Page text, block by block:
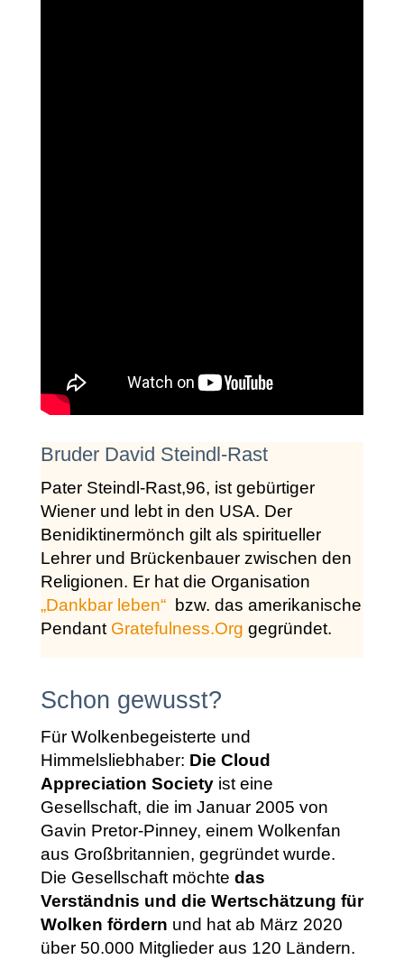
Bruder David Steindl-Rast
Pater Steindl-Rast,96, ist gebürtiger
Wiener und lebt in den USA. Der
Benidiktinermönch gilt als spiritueller
Lehrer und Brückenbauer zwischen den
Religionen. Er hat die Organisation
„Dankbar leben“
bzw. das amerikanische
Pendant Gratefulness.Org gegründet.
Schon gewusst?
Für Wolkenbegeisterte und
Himmelsliebhaber: Die Cloud
Appreciation Societyist eine
Gesellschaft, die im Januar 2005 von
Gavin Pretor-Pinney, einem Wolkenfan
aus Großbritannien, gegründet wurde.
Die Gesellschaft möchte das
Verständnis und die Wertschätzung für
Wolken fördern und hat ab März 2020
über 50.000 Mitglieder aus 120 Ländern.